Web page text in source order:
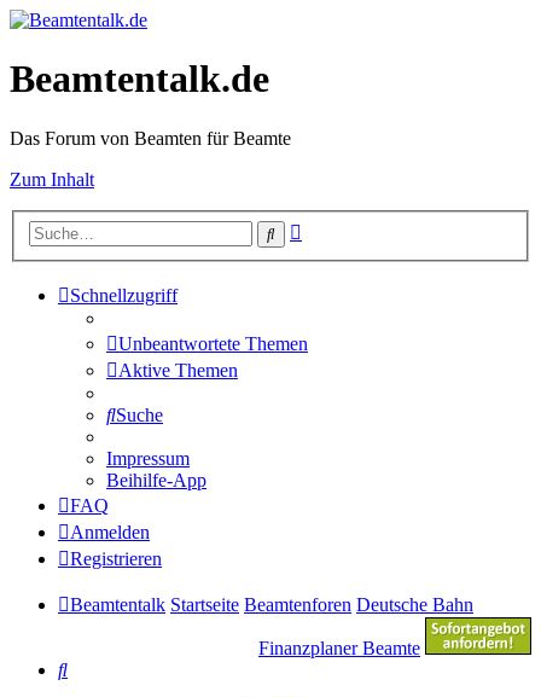
Beamtentalk.de
Das Forum von Beamten für Beamte
Zum Inhalt
Suche
Schnellzugriff
Unbeantwortete Themen
Aktive Themen
Suche
Impressum
Beihilfe-App
FAQ
Anmelden
Registrieren
Beamtentalk Startseite Beamtenforen Deutsche Bahn
Finanzplaner Beamte
Suche